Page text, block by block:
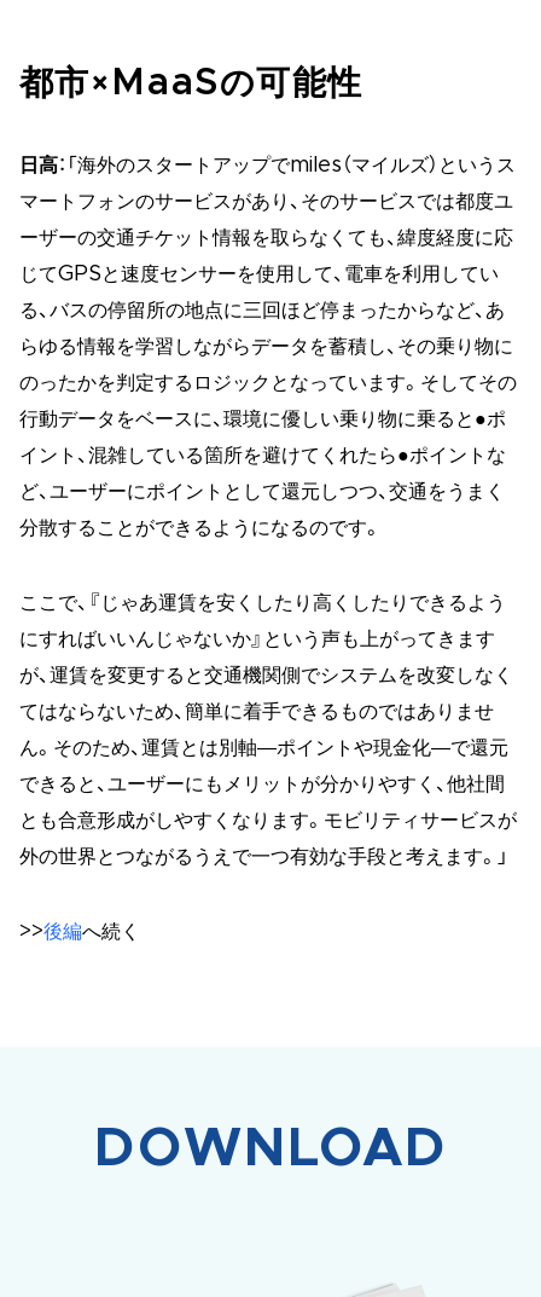
都市×MaaSの可能性
日高：「海外のスタートアップでmiles（マイルズ）というス
マートフォンのサービスがあり、そのサービスでは都度ユ
ーザーの交通チケット情報を取らなくても、緯度経度に応
じてGPSと速度センサーを使用して、電車を利用してい
る、バスの停留所の地点に三回ほど停まったからなど、あ
らゆる情報を学習しながらデータを蓄積し、その乗り物に
のったかを判定するロジックとなっています。そしてその
行動データをベースに、環境に優しい乗り物に乗ると●ポ
イント、混雑している箇所を避けてくれたら●ポイントな
ど、ユーザーにポイントとして還元しつつ、交通をうまく
分散することができるようになるのです。
ここで、『じゃあ運賃を安くしたり高くしたりできるよう
にすればいいんじゃないか』という声も上がってきます
が、運賃を変更すると交通機関側でシステムを改変しなく
てはならないため、簡単に着手できるものではありませ
ん。そのため、運賃とは別軸―ポイントや現金化―で還元
できると、ユーザーにもメリットが分かりやすく、他社間
とも合意形成がしやすくなります。モビリティサービスが
外の世界とつながるうえで一つ有効な手段と考えます。」
>>後編へ続く
DOWNLOAD